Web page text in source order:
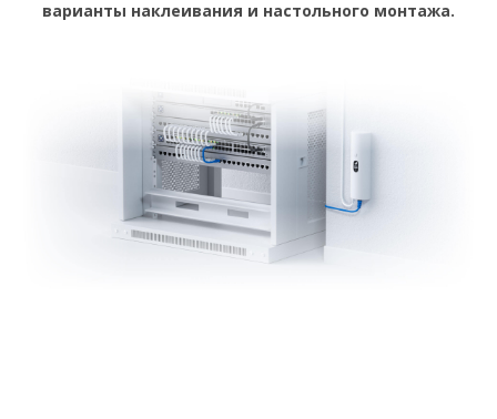
варианты наклеивания и настольного монтажа.